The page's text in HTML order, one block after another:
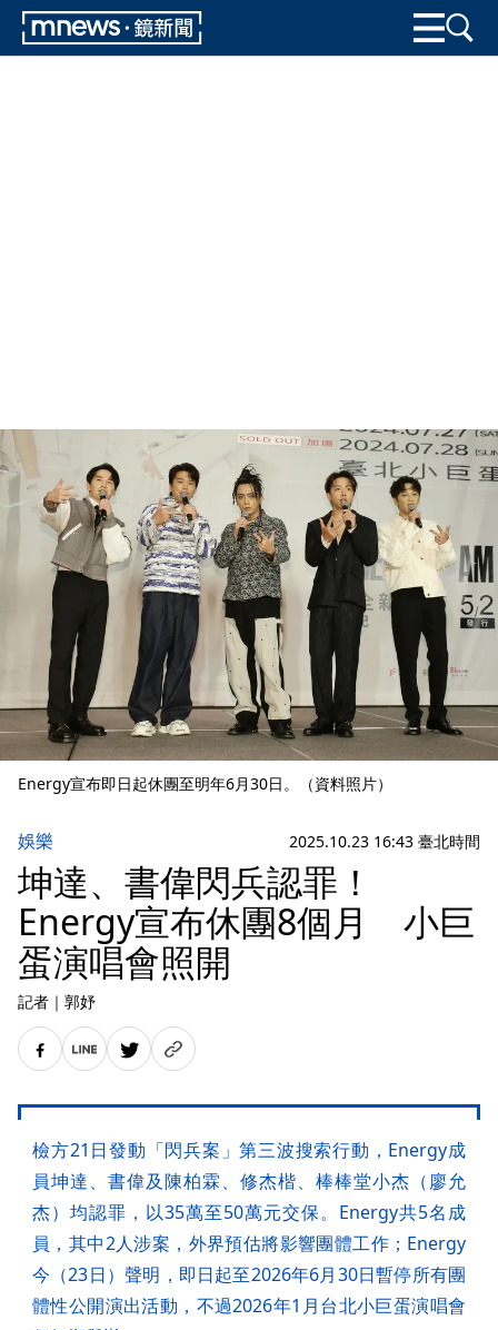
Energy宣布即日起休團至明年6月30日。（資料照片）
娛樂 2025.10.23 16:43 臺北時間
坤達、書偉閃兵認罪！
Energy宣布休團8個月 小巨
蛋演唱會照開
記者 ｜ 郭妤
檢方21日發動「閃兵案」第三波搜索行動，Energy成
員坤達、書偉及陳柏霖、修杰楷、棒棒堂小杰（廖允
杰）均認罪，以35萬至50萬元交保。Energy共5名成
員，其中2人涉案，外界預估將影響團體工作；Energy
今（23日）聲明，即日起至2026年6月30日暫停所有團
體性公開演出活動，不過2026年1月台北小巨蛋演唱會